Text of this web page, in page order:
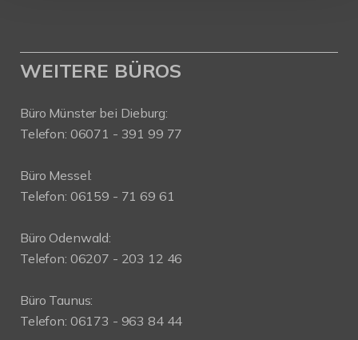
WEITERE BÜROS
Büro Münster bei Dieburg:
Telefon: 06071 - 391 99 77
Büro Messel:
Telefon: 06159 - 71 69 61
Büro Odenwald:
Telefon: 06207 - 203 12 46
Büro Taunus:
Telefon: 06173 - 963 84 44